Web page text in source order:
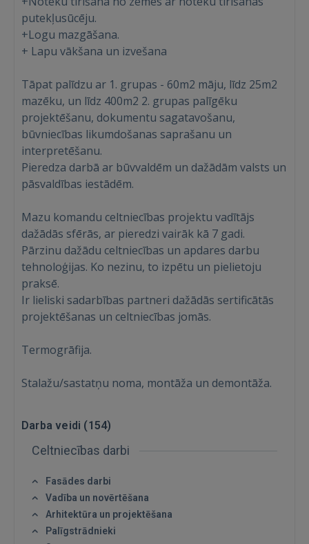
putekļusūcēju.
+Logu mazgāšana.
+ Lapu vākšana un izvešana
Tāpat palīdzu ar 1. grupas - 60m2 māju, līdz 25m2
mazēku, un līdz 400m2 2. grupas palīgēku
projektēšanu, dokumentu sagatavošanu,
būvniecības likumdošanas saprašanu un
interpretēšanu.
Pieredza darbā ar būvvaldēm un dažādām valsts un
pāsvaldības iestādēm.
Mazu komandu celtniecības projektu vadītājs
dažādās sfērās, ar pieredzi vairāk kā 7 gadi.
Pārzinu dažādu celtniecības un apdares darbu
tehnoloģijas. Ko nezinu, to izpētu un pielietoju
praksē.
Ir lieliski sadarbības partneri dažādās sertificātās
projektēšanas un celtniecības jomās.
Termogrāfija.
Stalažu/sastatņu noma, montāža un demontāža.
Darba veidi (154)
Celtniecības darbi
Fasādes darbi
Vadība un novērtēšana
Arhitektūra un projektēšana
Palīgstrādnieki